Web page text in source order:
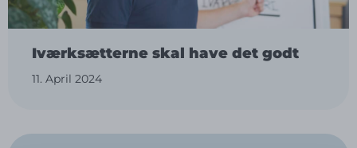
Iværksætterne skal have det godt
11. April 2024